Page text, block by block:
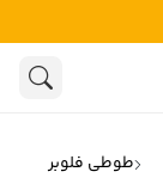
طوطی فلوبر